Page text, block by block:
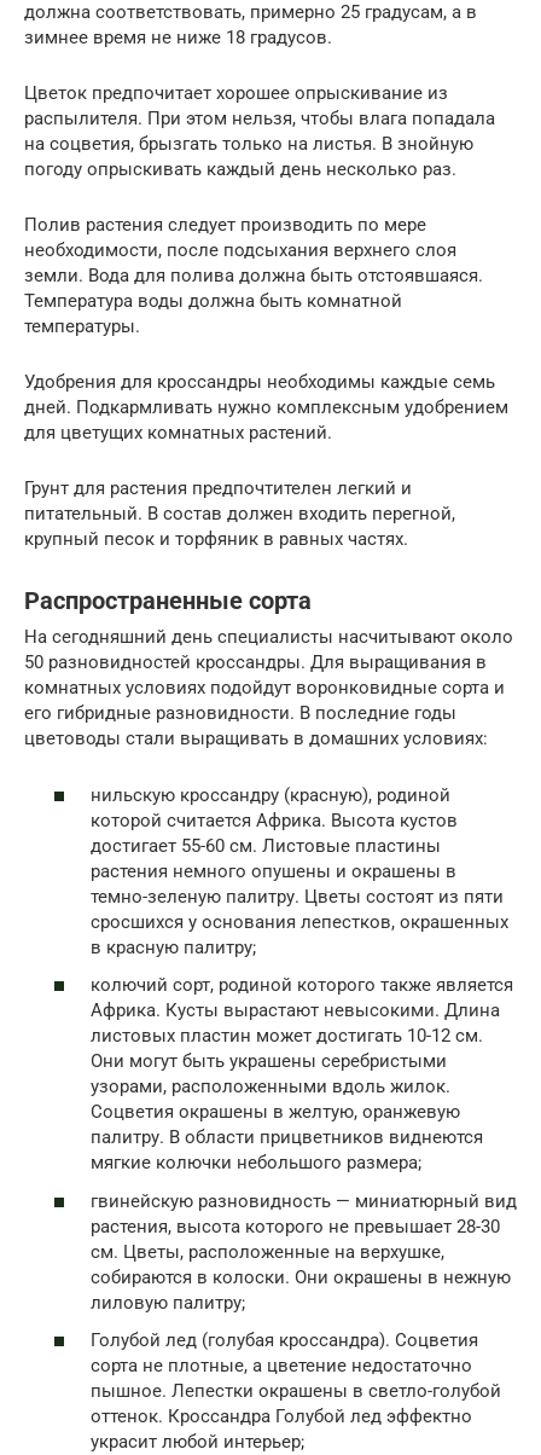
должна соответствовать, примерно 25 градусам, а в
зимнее время не ниже 18 градусов.
Цветок предпочитает хорошее опрыскивание из
распылителя. При этом нельзя, чтобы влага попадала
на соцветия, брызгать только на листья. В знойную
погоду опрыскивать каждый день несколько раз.
Полив растения следует производить по мере
необходимости, после подсыхания верхнего слоя
земли. Вода для полива должна быть отстоявшаяся.
Температура воды должна быть комнатной
температуры.
Удобрения для кроссандры необходимы каждые семь
дней. Подкармливать нужно комплексным удобрением
для цветущих комнатных растений.
Грунт для растения предпочтителен легкий и
питательный. В состав должен входить перегной,
крупный песок и торфяник в равных частях.
Распространенные сорта
На сегодняшний день специалисты насчитывают около
50 разновидностей кроссандры. Для выращивания в
комнатных условиях подойдут воронковидные сорта и
его гибридные разновидности. В последние годы
цветоводы стали выращивать в домашних условиях:
нильскую кроссандру (красную), родиной
которой считается Африка. Высота кустов
достигает 55-60 см. Листовые пластины
растения немного опушены и окрашены в
темно-зеленую палитру. Цветы состоят из пяти
сросшихся у основания лепестков, окрашенных
в красную палитру;
колючий сорт, родиной которого также является
Африка. Кусты вырастают невысокими. Длина
листовых пластин может достигать 10-12 см.
Они могут быть украшены серебристыми
узорами, расположенными вдоль жилок.
Соцветия окрашены в желтую, оранжевую
палитру. В области прицветников виднеются
мягкие колючки небольшого размера;
гвинейскую разновидность — миниатюрный вид
растения, высота которого не превышает 28-30
см. Цветы, расположенные на верхушке,
собираются в колоски. Они окрашены в нежную
лиловую палитру;
Голубой лед (голубая кроссандра). Соцветия
сорта не плотные, а цветение недостаточно
пышное. Лепестки окрашены в светло-голубой
оттенок. Кроссандра Голубой лед эффектно
украсит любой интерьер;